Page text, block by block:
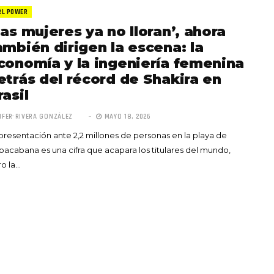
POWER
mujeres ya no lloran’, ahora
dirigen la escena: la
y la ingeniería femenina
del récord de Shakira en
RIVERA GONZÁLEZ MAYO 18, 2026
ante 2,2 millones de personas en la playa de
es una cifra que acapara los titulares del mundo,
la…
el nuevo
adiós a la gran
raíces colombianas al
mundo a través de su